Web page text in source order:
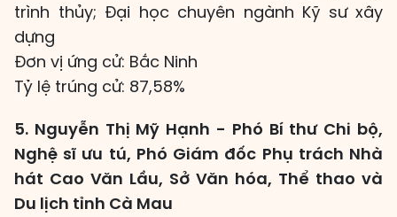
trình thủy; Đại học chuyên ngành Kỹ sư xây
dựng
Đơn vị ứng cử: Bắc Ninh
Tỷ lệ trúng cử: 87,58%
5. Nguyễn Thị Mỹ Hạnh - Phó Bí thư Chi bộ,
Nghệ sĩ ưu tú, Phó Giám đốc Phụ trách Nhà
hát Cao Văn Lầu, Sở Văn hóa, Thể thao và
Du lịch tỉnh Cà Mau